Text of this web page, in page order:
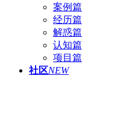
案例篇
经历篇
解惑篇
认知篇
项目篇
社区NEW